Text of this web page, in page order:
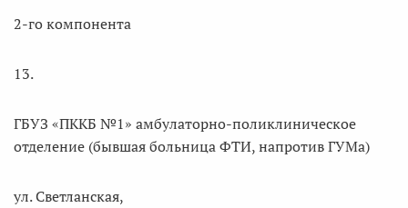
2-го компонента
13.
ГБУЗ «ПККБ №1» амбулаторно-поликлиническое
отделение (бывшая больница ФТИ, напротив ГУМа)
ул. Светланская,